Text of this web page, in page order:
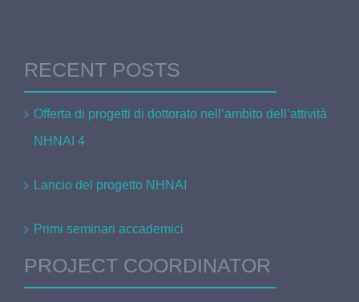
RECENT POSTS
Offerta di progetti di dottorato nell’ambito dell’attività
NHNAI 4
Lancio del progetto NHNAI
Primi seminari accademici
PROJECT COORDINATOR